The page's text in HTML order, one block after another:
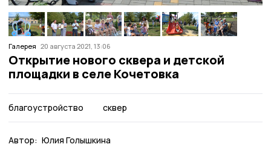
Галерея 20 августа 2021, 13:06
Открытие нового сквера и детской
площадки в селе Кочетовка
благоустройство сквер
Автор: Юлия Голышкина